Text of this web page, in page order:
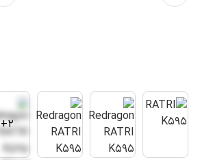
2+